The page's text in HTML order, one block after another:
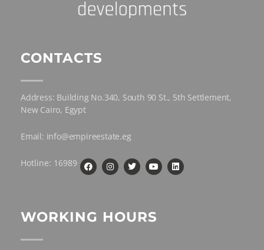
CONTACTS
Address: Building No.340, South 90 St., 5th Settlement,
New Cairo, Egypt
Email: info@empireestate.eg
Hotline: 16989
WORKING HOURS